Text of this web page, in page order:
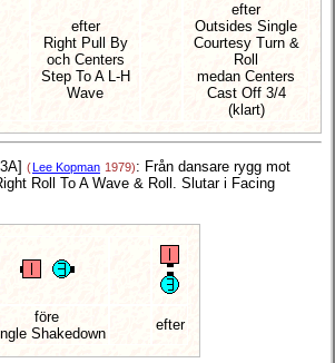
efter
Right Pull By
och Centers
Step To A L-H
Wave
efter
Outsides Single
Courtesy Turn &
Roll
medan Centers
Cast Off 3/4
(klart)
( Lee Kopman 1979): Från dansare rygg mot
Roll To A Wave & Roll. Slutar i Facing
före
Shakedown
efter